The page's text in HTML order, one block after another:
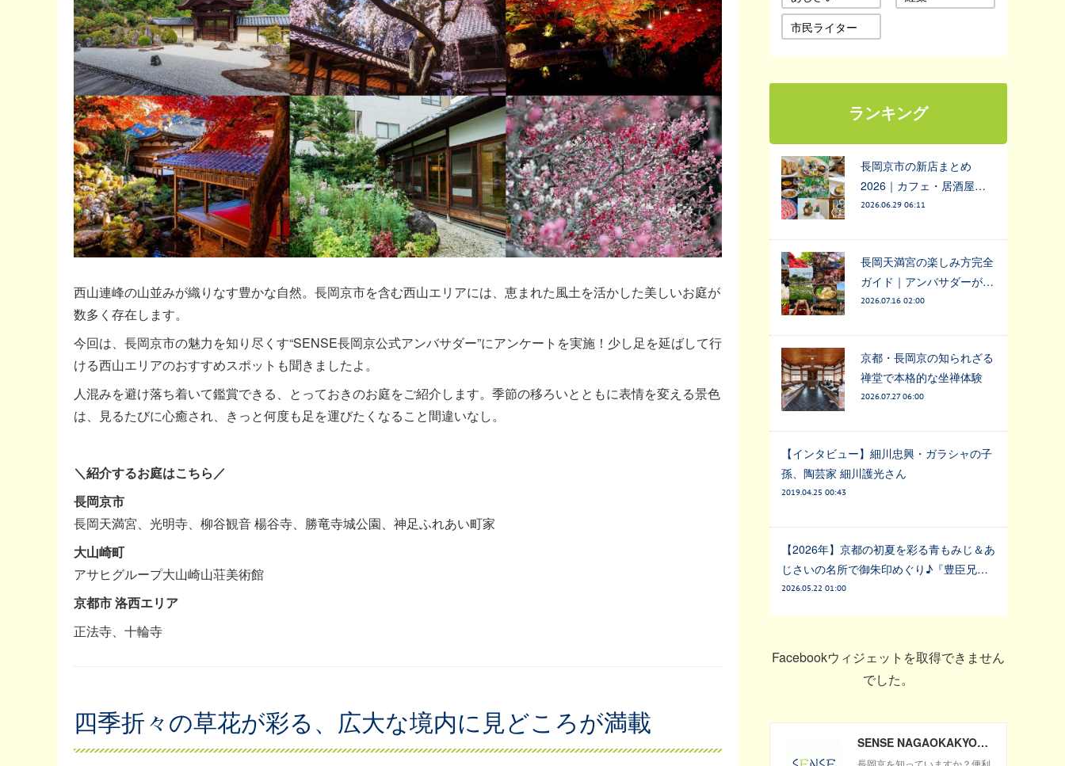
西山連峰の山並みが織りなす豊かな自然。長岡京市を含む西山エリアには、恵まれた風土を活かした美しいお庭が
数多く存在します。
今回は、長岡京市の魅力を知り尽くす“SENSE長岡京公式アンバサダー”にアンケートを実施！少し足を延ばして行
ける西山エリアのおすすめスポットも聞きましたよ。
人混みを避け落ち着いて鑑賞できる、とっておきのお庭をご紹介します。季節の移ろいとともに表情を変える景色
は、見るたびに心癒され、きっと何度も足を運びたくなること間違いなし。
＼紹介するお庭はこちら／
長岡京市
長岡天満宮、光明寺、柳谷観音 楊谷寺、勝竜寺城公園、神足ふれあい町家
大山崎町
アサヒグループ大山崎山荘美術館
京都市 洛西エリア
正法寺、十輪寺
四季折々の草花が彩る、広大な境内に見どころが満載
市民ライター
ランキング
長岡京市の新店まとめ
2026｜カフェ・居酒屋…
2026.06.29 06:11
長岡天満宮の楽しみ方完全
ガイド｜アンバサダーが…
2026.07.16 02:00
京都・長岡京の知られざる
禅堂で本格的な坐禅体験
2026.07.27 06:00
【インタビュー】細川忠興・ガラシャの子
孫、陶芸家 細川護光さん
2019.04.25 00:43
【2026年】京都の初夏を彩る青もみじ＆あ
じさいの名所で御朱印めぐり♪『豊臣兄…
2026.05.22 01:00
Facebookウィジェットを取得できません
でした。
SENSE NAGAOKAKYO ～長岡京市のサブサイト～
長岡京を知っていますか？便利